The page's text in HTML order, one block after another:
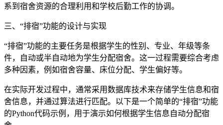
系到宿舍资源的合理利用和学校后勤工作的协调。
三、“排宿”功能的设计与实现
“排宿”功能的主要任务是根据学生的性别、专业、年级等条
件，自动或半自动地为学生分配宿舍。这一过程需要综合考虑
多种因素，例如宿舍容量、床位分配、学生偏好等。
在实际开发过程中，通常采用数据库技术来存储学生信息和宿
舍信息，并通过算法进行匹配。以下是一个简单的“排宿”功能
的Python代码示例，用于演示如何根据学生信息自动分配宿